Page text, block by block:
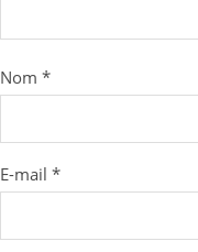
Nom *
E-mail *